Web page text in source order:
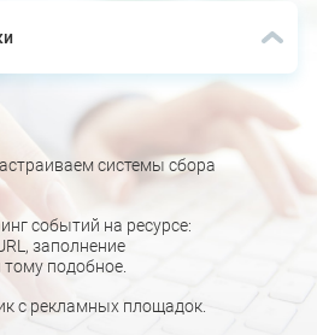
системы сбора
событий на ресурсе:
заполнение
подобное.
с рекламных площадок.